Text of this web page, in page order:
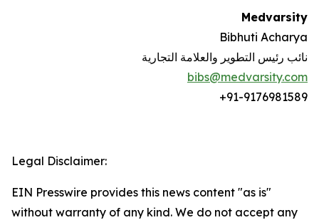
Medvarsity
Bibhuti Acharya
نائب رئيس التطوير والعلامة التجارية
bibs@medvarsity.com
9176981589
+91-
Legal Disclaimer:
EIN Presswire provides this news content "as is"
without warranty of any kind. We do not accept any